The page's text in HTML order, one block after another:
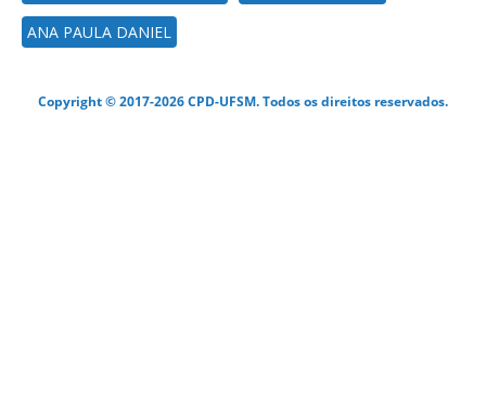
ANA PAULA DANIEL
Copyright © 2017-2026 CPD-UFSM. Todos os direitos reservados.